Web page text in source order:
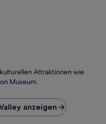
Attraktionen wie
Museum.
anzeigen